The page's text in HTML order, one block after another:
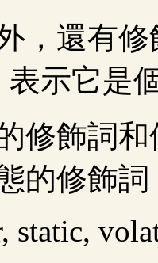
，還有
表示它是
修飾詞
的修飾詞
static,